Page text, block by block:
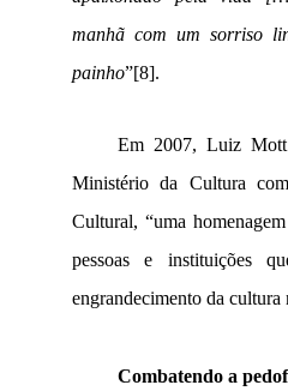
manhã com um sorriso
painho”[8].
Em 2007, Luiz
Ministério da Cultura
Cultural, “uma
pessoas e instituições
engrandecimento da cultura
Combatendo a